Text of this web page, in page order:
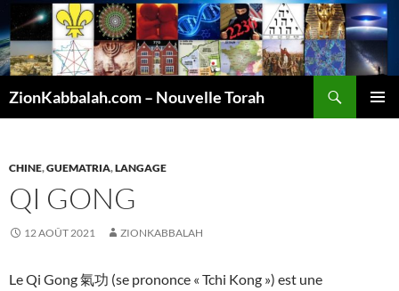
ZionKabbalah.com – Nouvelle Torah
CHINE,GUEMATRIA,LANGAGE
QI GONG
12 AOÛT 2021 ZIONKABBALAH
Le Qi Gong 氣功 (se prononce « Tchi Kong ») est une